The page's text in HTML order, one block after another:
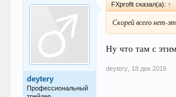
deytery
Профессиональный
FXprofit сказал(а): ↑
Скорей всего нет-
Ну что там с
deytery 18 дек 2016